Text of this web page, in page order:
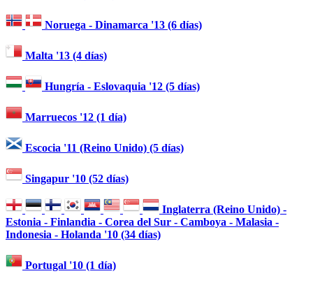
Noruega - Dinamarca '13 (6 días)
Malta '13 (4 días)
Hungría - Eslovaquia '12 (5 días)
Marruecos '12 (1 día)
Escocia '11 (Reino Unido) (5 días)
Singapur '10 (52 días)
Inglaterra (Reino Unido) -
Estonia - Finlandia - Corea del Sur - Camboya - Malasia -
Indonesia - Holanda '10 (34 días)
Portugal '10 (1 día)